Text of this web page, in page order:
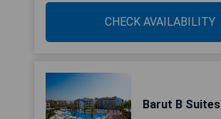
CHECK AVAILABILITY
Barut B Suites